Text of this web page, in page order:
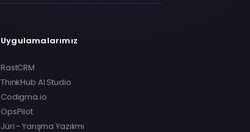
Uygulamalarımız
RastCRM
ThinkHub AI Studio
Codigma.io
OpsPilot
Jüri - Yarışma Yazılımı